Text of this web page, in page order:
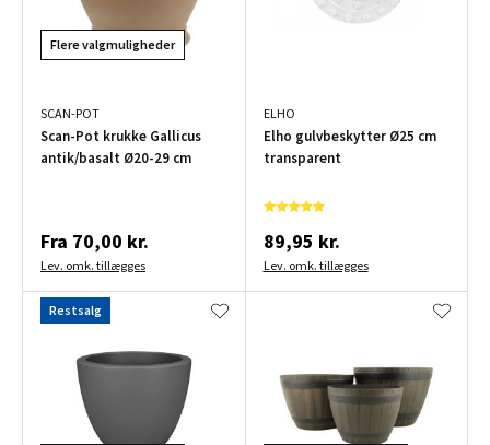
Flere valgmuligheder
SCAN-POT
Scan-Pot krukke Gallicus
antik/basalt Ø20-29 cm
Fra 70,00 kr.
Lev. omk. tillægges
ELHO
Elho gulvbeskytter Ø25 cm
transparent
89,95 kr.
Lev. omk. tillægges
Restsalg